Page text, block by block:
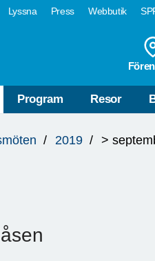
Lyssna Press Webbutik
Program Resor
2019 >